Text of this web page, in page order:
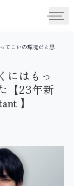
てこいの環境だと思
にはもっ
【23年新
】